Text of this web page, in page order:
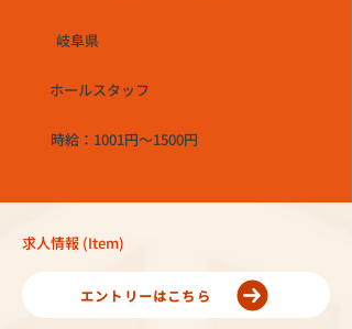
岐阜県
ホールスタッフ
時給：1001円～1500円
求人情報 (Item)
エントリーはこちら